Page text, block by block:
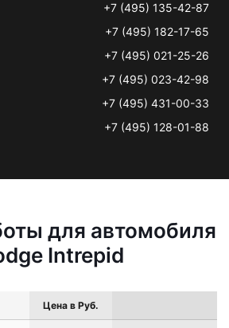
+7 (495) 135-42-87
+7 (495) 182-17-65
+7 (495) 021-25-26
+7 (495) 023-42-98
+7 (495) 431-00-33
+7 (495) 128-01-88
для автомобиля
Intrepid
Цена в Руб.